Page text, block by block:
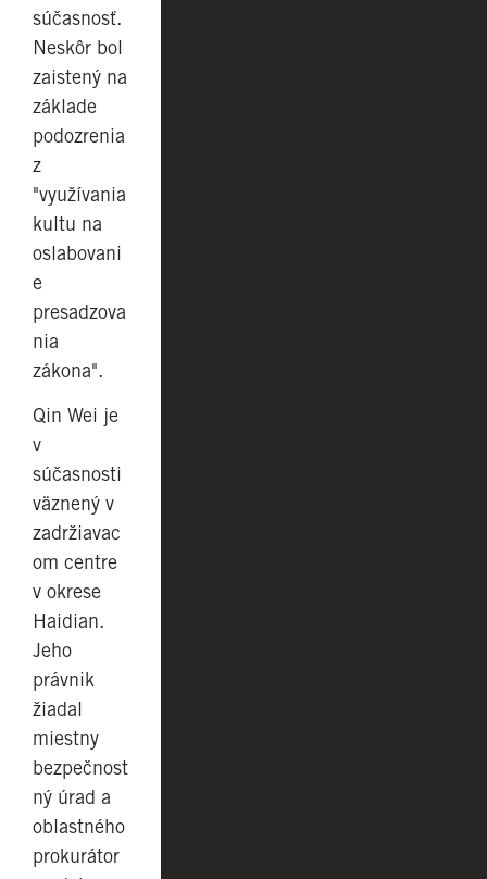
súčasnosť.
Neskôr bol
zaistený na
základe
podozrenia
z
"využívania
kultu na
oslabovani
e
presadzova
nia
zákona".
Qin Wei je
v
súčasnosti
väznený v
zadržiavac
om centre
v okrese
Haidian.
Jeho
právnik
žiadal
miestny
bezpečnost
ný úrad a
oblastného
prokurátor